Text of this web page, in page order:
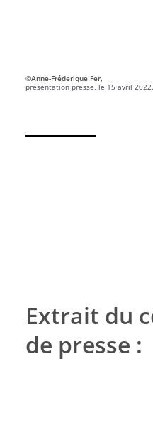
©Anne-Fréderique Fer,
présentation presse, le 15 avril 2022.
Extrait du
de presse :